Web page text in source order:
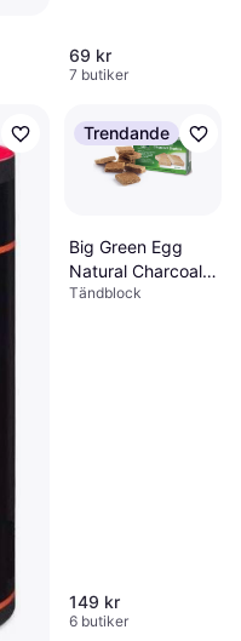
69 kr
7 butiker
Trendande
Big Green Egg
Natural Charcoal
Starters 101020
Tändblock
149 kr
6 butiker